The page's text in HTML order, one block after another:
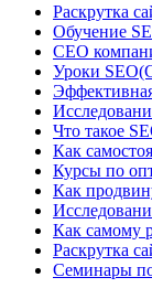
Раскрутка
Обучение
CEO
Уроки
Что такое
Как
Курсы по
Как
Как самому
Раскрутка
Семинары